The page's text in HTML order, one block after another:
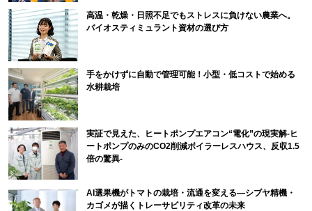
高温・乾燥・日照不足でもストレスに負けない農業へ。
バイオスティミュラント資材の選び方
手をかけずに自動で管理可能！小型・低コストで始める
水耕栽培
実証で見えた、ヒートポンプエアコン“電化”の現実解-ヒ
ートポンプのみのCO2削減ボイラーレスハウス、反収1.5
倍の驚異-
AI選果機がトマトの栽培・流通を変える―シブヤ精機・
カゴメが描くトレーサビリティ改革の未来